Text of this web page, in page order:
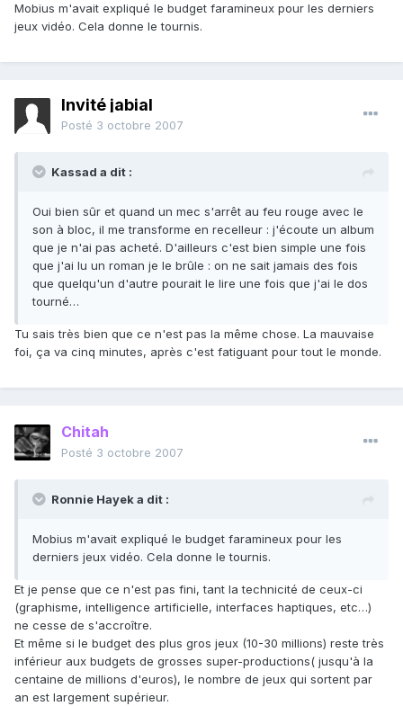
Mobius m'avait expliqué le budget faramineux pour les derniers
jeux vidéo. Cela donne le tournis.
Invité jabial
Posté 3 octobre 2007
Kassad a dit :
Oui bien sûr et quand un mec s'arrêt au feu rouge avec le
son à bloc, il me transforme en recelleur : j'écoute un album
que je n'ai pas acheté. D'ailleurs c'est bien simple une fois
que j'ai lu un roman je le brûle : on ne sait jamais des fois
que quelqu'un d'autre pourait le lire une fois que j'ai le dos
tourné…
Tu sais très bien que ce n'est pas la même chose. La mauvaise
foi, ça va cinq minutes, après c'est fatiguant pour tout le monde.
Chitah
Posté 3 octobre 2007
Ronnie Hayek a dit :
Mobius m'avait expliqué le budget faramineux pour les
derniers jeux vidéo. Cela donne le tournis.
Et je pense que ce n'est pas fini, tant la technicité de ceux-ci
(graphisme, intelligence artificielle, interfaces haptiques, etc…)
ne cesse de s'accroître.
Et même si le budget des plus gros jeux (10-30 millions) reste très
inférieur aux budgets de grosses super-productions( jusqu'à la
centaine de millions d'euros), le nombre de jeux qui sortent par
an est largement supérieur.